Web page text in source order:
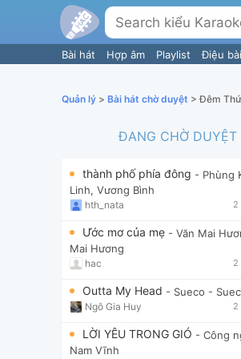
Bài hát Hợp âm Playlist Điệu
Quản lý > Bài hát chờ duyệt > Đêm
ĐANG CHỜ DUYỆT
thành phố phía đông - Phùng
Linh, Vương Bình
hth_nata 2
Ước mơ của mẹ - Văn Mai
Mai Hương
hac 2
Outta My Head - Sueco -
Ngô Gia Huy 2
LỜI YÊU TRONG GIÓ - Công
Nam Vĩnh